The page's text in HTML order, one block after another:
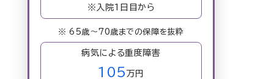
※入院1日目から
※ 65歳～70歳までの保障を抜粋
病気による重度障害
105 万円